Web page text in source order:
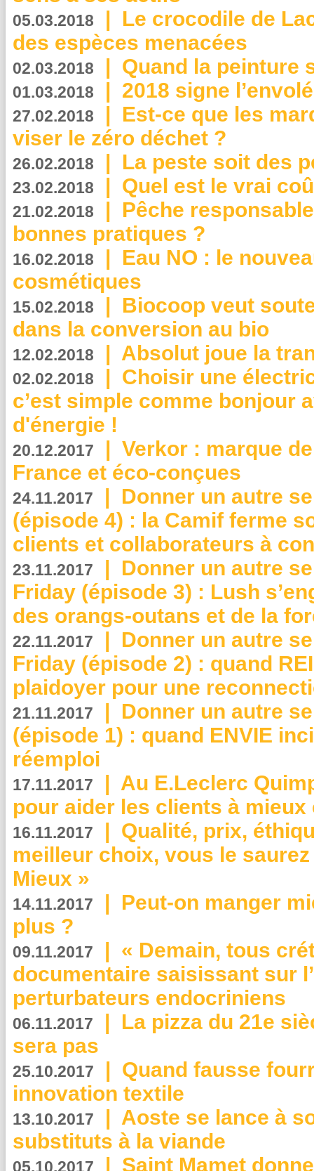
05.03.2018 | Le crocodile de
des espèces menacées
02.03.2018 | Quand la peinture
01.03.2018 | 2018 signe
27.02.2018 | Est-ce que les
viser le zéro déchet ?
26.02.2018 | La peste soit des
23.02.2018 | Quel est le vrai
21.02.2018 | Pêche
bonnes pratiques ?
16.02.2018 | Eau NO : le
cosmétiques
15.02.2018 | Biocoop veut
dans la conversion au bio
12.02.2018 | Absolut joue la
02.02.2018 | Choisir une
c’est simple comme bonjour
d'énergie !
20.12.2017 | Verkor : marque
France et éco-conçues
24.11.2017 | Donner un autre
(épisode 4) : la Camif ferme
clients et collaborateurs à
23.11.2017 | Donner un autre
Friday (épisode 3) : Lush
des orangs-outans et de la
22.11.2017 | Donner un autre
Friday (épisode 2) : quand
plaidoyer pour une
21.11.2017 | Donner un autre
(épisode 1) : quand ENVIE
réemploi
17.11.2017 | Au E.Leclerc
pour aider les clients à
16.11.2017 | Qualité, prix,
meilleur choix, vous le
Mieux »
14.11.2017 | Peut-on manger
plus ?
09.11.2017 | « Demain, tous
documentaire saisissant sur
perturbateurs endocriniens
06.11.2017 | La pizza du 21e
sera pas
25.10.2017 | Quand fausse
innovation textile
13.10.2017 | Aoste se lance à
substituts à la viande
05.10.2017 | Saint Mamet